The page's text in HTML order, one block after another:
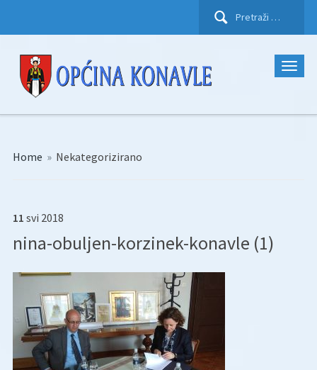
Pretraži:
Home » Nekategorizirano
11 svi 2018
nina-obuljen-korzinek-konavle (1)